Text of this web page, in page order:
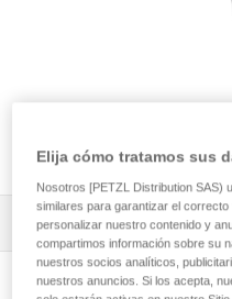
U
Todos los contenidos
Elija cómo tratamos sus
Nosotros [PETZL Distribution SAS)
similares para garantizar el correcto
personalizar nuestro contenido y
compartimos información sobre su
nuestros socios analíticos,
nuestros anuncios. Si los acepta,